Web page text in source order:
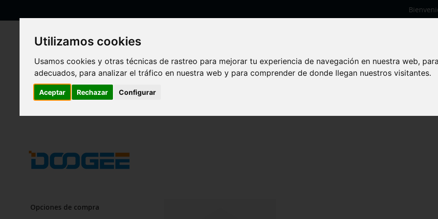
Utilizamos cookies
Usamos cookies y otras técnicas de rastreo para mejorar tu experiencia de navegación en nuestra web,
adecuados, para analizar el tráfico en nuestra web y para comprender de donde llegan nuestros visitantes.
Aceptar Rechazar Configurar
al
Inicio Doogee
Doogee
Opciones de compra